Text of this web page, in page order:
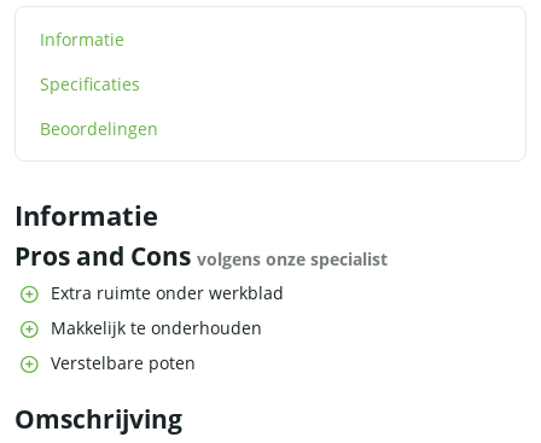
Informatie
Specificaties
Beoordelingen
Informatie
Pros and Cons volgens onze specialist
Extra ruimte onder werkblad
Makkelijk te onderhouden
Verstelbare poten
Omschrijving